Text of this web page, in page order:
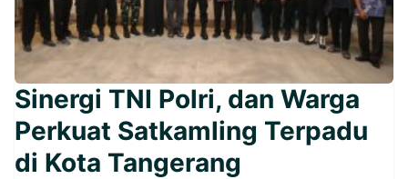
Sinergi TNI Polri, dan Warga
Perkuat Satkamling Terpadu
di Kota Tangerang